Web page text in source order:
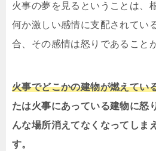
火事の夢を見るということは、
何か激しい感情に支配されてい
合、その感情は怒りであること
火事でどこかの建物が燃えてい
たは火事にあっている建物に怒
んな場所消えてなくなってしま
す。